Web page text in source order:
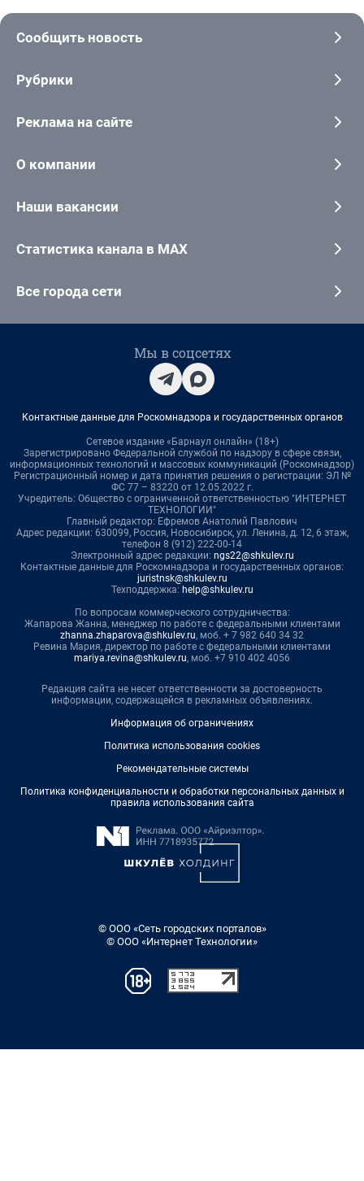
Сообщить новость
Рубрики
Реклама на сайте
О компании
Наши вакансии
Статистика канала в MAX
Все города сети
Мы в соцсетях
Контактные данные для Роскомнадзора и государственных органов
Сетевое издание «Барнаул онлайн» (18+)
Зарегистрировано Федеральной службой по надзору в сфере связи,
информационных технологий и массовых коммуникаций (Роскомнадзор)
Регистрационный номер и дата принятия решения о регистрации: ЭЛ №
ФС 77 – 83220 от 12.05.2022 г.
Учредитель: Общество с ограниченной ответственностью "ИНТЕРНЕТ
ТЕХНОЛОГИИ"
Главный редактор: Ефремов Анатолий Павлович
Адрес редакции: 630099, Россия, Новосибирск, ул. Ленина, д. 12, 6 этаж,
телефон 8 (912) 222-00-14
Электронный адрес редакции: ngs22@shkulev.ru
Контактные данные для Роскомнадзора и государственных органов:
juristnsk@shkulev.ru
Техподдержка: help@shkulev.ru
По вопросам коммерческого сотрудничества:
Жапарова Жанна, менеджер по работе с федеральными клиентами
zhanna.zhaparova@shkulev.ru, моб. + 7 982 640 34 32
Ревина Мария, директор по работе с федеральными клиентами
mariya.revina@shkulev.ru, моб. +7 910 402 4056
Редакция сайта не несет ответственности за достоверность
информации, содержащейся в рекламных объявлениях.
Информация об ограничениях
Политика использования cookies
Рекомендательные системы
Политика конфиденциальности и обработки персональных данных и
правила использования сайта
© ООО «Сеть городских порталов»
© ООО «Интернет Технологии»